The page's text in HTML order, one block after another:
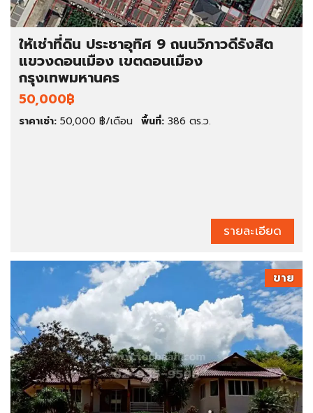
ให้เช่าที่ดิน ประชาอุทิศ 9 ถนนวิภาวดีรังสิต
แขวงดอนเมือง เขตดอนเมือง
กรุงเทพมหานคร
50,000฿
ราคาเช่า: 50,000 ฿/เดือน พื้นที่: 386 ตร.ว.
รายละเอียด
ขาย